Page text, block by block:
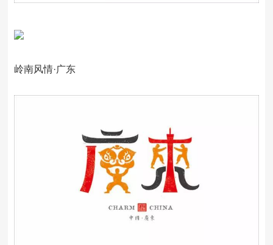
岭南风情·广东